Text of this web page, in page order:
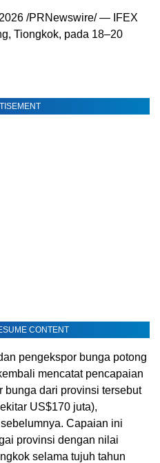
/PRNewswire/ — IFEX
Tiongkok, pada 18–20
CONTENT
pengekspor bunga potong
mencatat pencapaian
bunga dari provinsi tersebut
US$170 juta),
Capaian ini
provinsi dengan nilai
selama tujuh tahun